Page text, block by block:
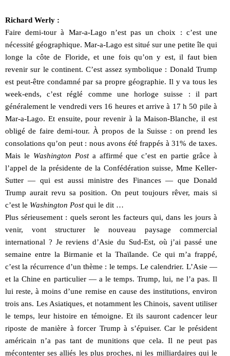
Richard Werly :
Faire demi-tour à Mar-a-Lago n’est pas un choix : c’est une
nécessité géographique. Mar-a-Lago est situé sur une petite île qui
longe la côte de Floride, et une fois qu’on y est, il faut bien
revenir sur le continent. C’est assez symbolique : Donald Trump
est peut-être condamné par sa propre géographie. Il y va tous les
week-ends, c’est réglé comme une horloge suisse : il part
généralement le vendredi vers 16 heures et arrive à 17 h 50 pile à
Mar-a-Lago. Et ensuite, pour revenir à la Maison-Blanche, il est
obligé de faire demi-tour. À propos de la Suisse : on prend les
consolations qu’on peut : nous avons été frappés à 31% de taxes.
Mais le Washington Posta affirmé que c’est en partie grâce à
l’appel de la présidente de la Confédération suisse, Mme Keller-
Sutter — qui est aussi ministre des Finances — que Donald
Trump aurait revu sa position. On peut toujours rêver, mais si
c’est le Washington Postqui le dit …
Plus sérieusement : quels seront les facteurs qui, dans les jours à
venir, vont structurer le nouveau paysage commercial
international ? Je reviens d’Asie du Sud-Est, où j’ai passé une
semaine entre la Birmanie et la Thaïlande. Ce qui m’a frappé,
c’est la récurrence d’un thème : le temps. Le calendrier. L’Asie —
et la Chine en particulier — a le temps. Trump, lui, ne l’a pas. Il
lui reste, à moins d’une remise en cause des institutions, environ
trois ans. Les Asiatiques, et notamment les Chinois, savent utiliser
le temps, leur histoire en témoigne. Et ils sauront cadencer leur
riposte de manière à forcer Trump à s’épuiser. Car le président
américain n’a pas tant de munitions que cela. Il ne peut pas
mécontenter ses alliés les plus proches, ni les milliardaires qui le